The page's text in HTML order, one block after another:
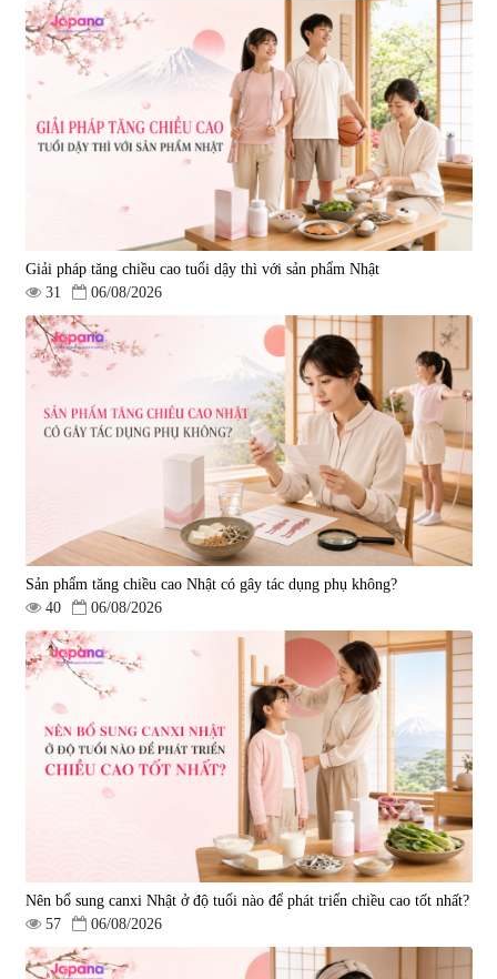
Tẩy tế bào chết Nichiei Bussan
Nano NMN+ Peeling Gel
Luxury 200g
1.490.000 đ
Viên uống hỗ trợ bền thành
mạch, ngừa tai biến Elastin Plus
& Nattokinase Hokoen 80 viên
0
980.000 đ
Viên uống bổ gan Ribeto Shoji
Hepaclean 60 viên
690.000 đ
Viên uống hỗ trợ cải thiện thoát
vị đĩa đệm Kyoto Has 30 viên
14.560
1.600.000 đ
Viên uống hỗ trợ giấc ngủ Fujina
Sleepy Nhật Bản 80 viên
580.000 đ
Viên uống phòng ngừa & hỗ trợ
điều trị đột quỵ Biken Kinase
Gold 60 viên
|0
1.570.000 đ
Giải pháp tăng chiều cao tuổi dậy thì với sản phẩm Nhật
31
06/08/2026
Sản phẩm tăng chiều cao Nhật có gây tác dụng phụ không?
40
06/08/2026
Nên bổ sung canxi Nhật ở độ tuổi nào để phát triển chiều cao tốt nhất?
57
06/08/2026